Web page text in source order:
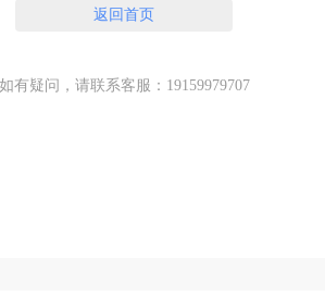
返回首页
如有疑问，请联系客服：19159979707